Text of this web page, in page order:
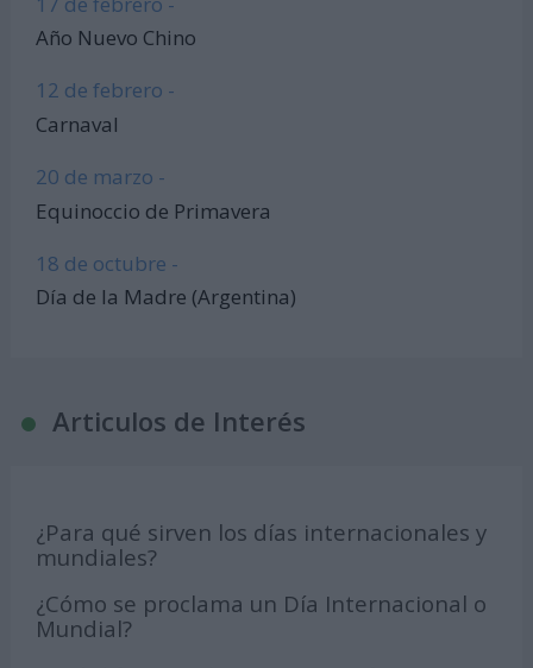
Año Nuevo Chino
12 de febrero -
Carnaval
20 de marzo -
Equinoccio de Primavera
18 de octubre -
Día de la Madre (Argentina)
Articulos de Interés
¿Para qué sirven los días internacionales y
mundiales?
¿Cómo se proclama un Día Internacional o
Mundial?